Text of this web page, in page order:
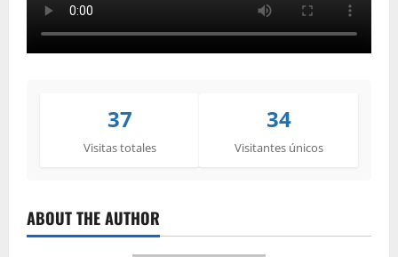
37
Visitas totales
34
Visitantes únicos
ABOUT THE AUTHOR